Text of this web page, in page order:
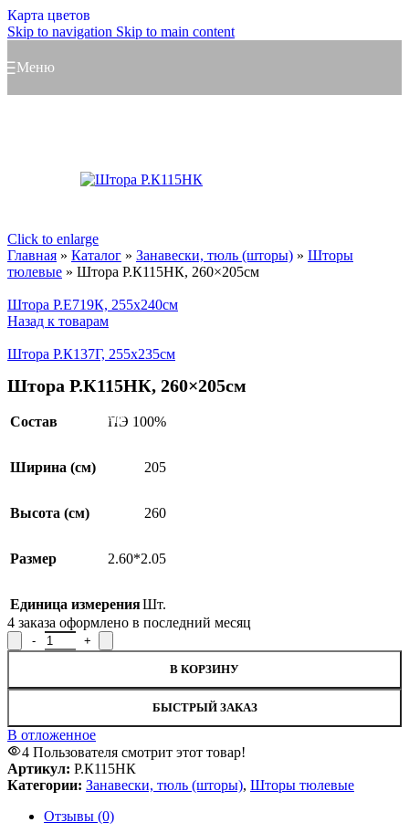
Карта цветов
Skip to navigation Skip to main content
Меню
Click to enlarge
Главная » Каталог » Занавески, тюль (шторы) » Шторы
тюлевые » Штора Р.К115НК, 260×205см
Штора Р.Е719К, 255x240см
Назад к товарам
Штора Р.К137Г, 255x235см
Штора Р.К115НК, 260×205см
Состав ПЭ 100%
Ширина (см) 205
Высота (см) 260
Размер 2.60*2.05
Единица измеренияШт.
4 заказа оформлено в последний месяц
Количество товара Штора Р.К115НК, 260x205см
В КОРЗИНУ
БЫСТРЫЙ ЗАКАЗ
В отложенное
4 Пользователя смотрит этот товар!
Артикул: Р.К115НК
Категории: Занавески, тюль (шторы), Шторы тюлевые
Отзывы (0)
SALE